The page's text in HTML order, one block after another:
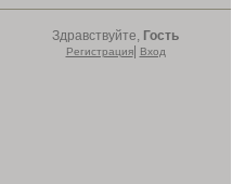
Здравствуйте, Гость
Регистрация| Вход